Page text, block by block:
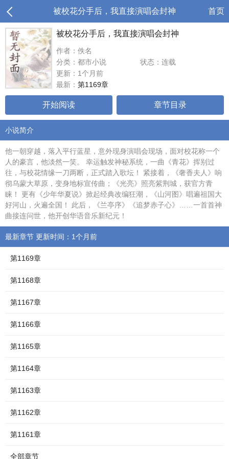
被校花分手后，我直接演唱会封神 首页
被校花分手后，我直接演唱会封神
作者：佚名
分类：都市小说
状态：连载
更新：1个月前
最新： 第1169章
开始阅读 章节目录
小说简介
他一朝穿越，落入平行蓝星，意外现身演唱会现场，面对校花称一个
人的豪言，他淡然一笑。 幸运触发神秘系统，一曲《青花》挥别过
往，与校花情缘一刀两断，正式踏入歌坛！ 紧接着，《奢香夫人》响
彻乌蒙大草原，变身地标宣传曲；《光亮》照亮紫荆城，获官方青
睐！ 更有《少年华夏说》掀起经典改编狂潮，《山河图》唱遍祖国大
好河山，火遍全国！ 此后，《兰亭序》《追梦赤子心》……一首首神
曲接连问世，他开创华语音乐新纪元！
最新章节 更新时间：1个月前
第1169章
第1168章
第1167章
第1166章
第1165章
第1164章
第1163章
第1162章
第1161章
全部章节